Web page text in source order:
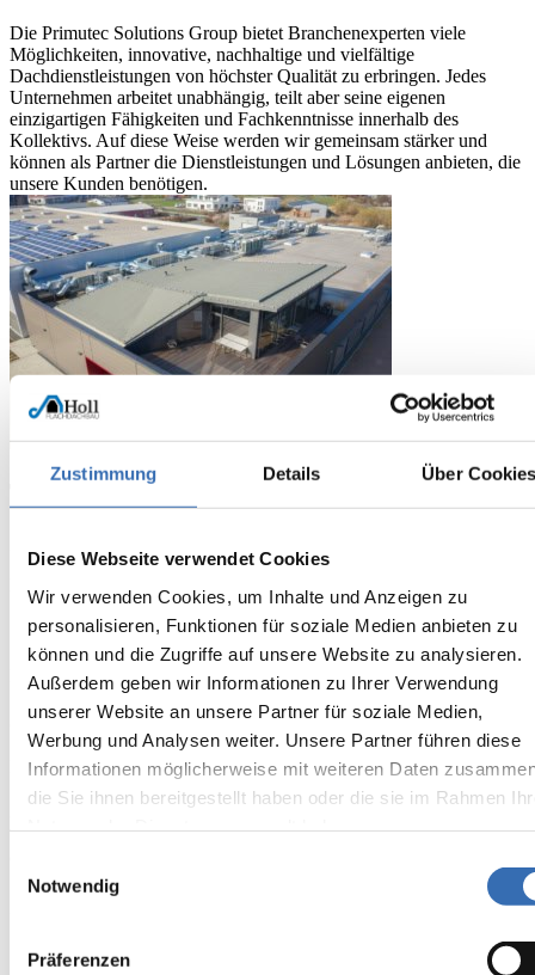
Zustimmung Details Über
Diese Webseite verwendet Cookies
Wir verwenden Cookies, um Inhalte und Anzeigen zu
personalisieren, Funktionen für soziale Medien anbieten zu
können und die Zugriffe auf unsere Website zu analysieren.
Außerdem geben wir Informationen zu Ihrer Verwendung
unserer Website an unsere Partner für soziale Medien,
Werbung und Analysen weiter. Unsere Partner führen diese
Informationen möglicherweise mit weiteren Daten
die Sie ihnen bereitgestellt haben oder die sie im Rahmen
Notwendig
Präferenzen
Die Primutec Solutions Group bietet Branchenexperten viele
Möglichkeiten, innovative, nachhaltige und vielfältige
Dachdienstleistungen von höchster Qualität zu erbringen. Jedes
Unternehmen arbeitet unabhängig, teilt aber seine eigenen
einzigartigen Fähigkeiten und Fachkenntnisse innerhalb des
Kollektivs. Auf diese Weise werden wir gemeinsam stärker und
können als Partner die Dienstleistungen und Lösungen anbieten, die
unsere Kunden benötigen.
Tradition trifft Technik
Bauvorhaben
Maui Jim Hallendach + Pavillon
Rautheim/ Braunschweig
Sanierung (Hallendach) + Neubau (Pavillon)